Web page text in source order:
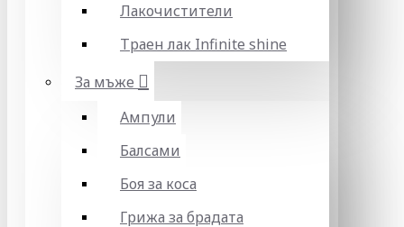
Лакочистители
Траен лак Infinite shine
За мъже
Ампули
Балсами
Боя за коса
Грижа за брадата